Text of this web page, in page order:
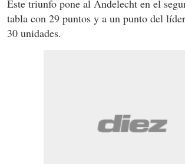
Este triunfo pone al Andelecht en el
tabla con 29 puntos y a un punto del
30 unidades.